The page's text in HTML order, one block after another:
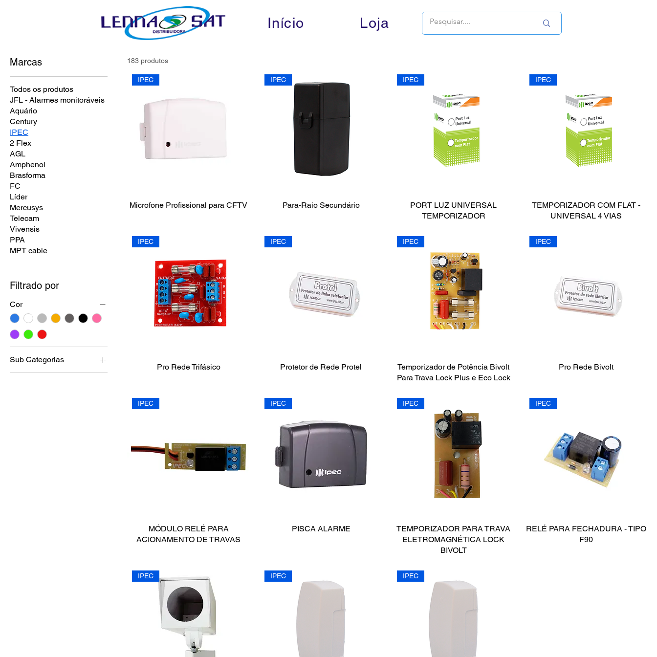
Início Loja
Marcas
Todos os produtos
JFL - Alarmes monitoráveis
Aquário
Century
IPEC
2 Flex
AGL
Amphenol
Brasforma
FC
Líder
Mercusys
Telecam
Vivensis
PPA
MPT cable
Filtrado por
Cor
Sub Categorias
Sensores Ativos
183 produtos
IPEC
Microfone Profissional para CFTV
IPEC
Para-Raio Secundário
IPEC
PORT LUZ UNIVERSAL
TEMPORIZADOR
IPEC
TEMPORIZADOR COM FLAT -
UNIVERSAL 4 VIAS
IPEC
Pro Rede Trifásico
IPEC
Protetor de Rede Protel
IPEC
Temporizador de Potência Bivolt
Para Trava Lock Plus e Eco Lock
IPEC
Pro Rede Bivolt
IPEC
MÓDULO RELÉ PARA
ACIONAMENTO DE TRAVAS
IPEC
PISCA ALARME
IPEC
TEMPORIZADOR PARA TRAVA
ELETROMAGNÉTICA LOCK
BIVOLT
IPEC
RELÉ PARA FECHADURA - TIPO
F90
IPEC IPEC IPEC